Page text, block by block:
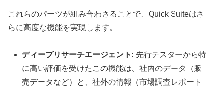
これらのパーツが組み合わさることで、Quick Suiteはさ
らに高度な機能を実現します。
ディープリサーチエージェント: 先行テスターから特
に高い評価を受けたこの機能は、社内のデータ（販
売データなど）と、社外の情報（市場調査レポート